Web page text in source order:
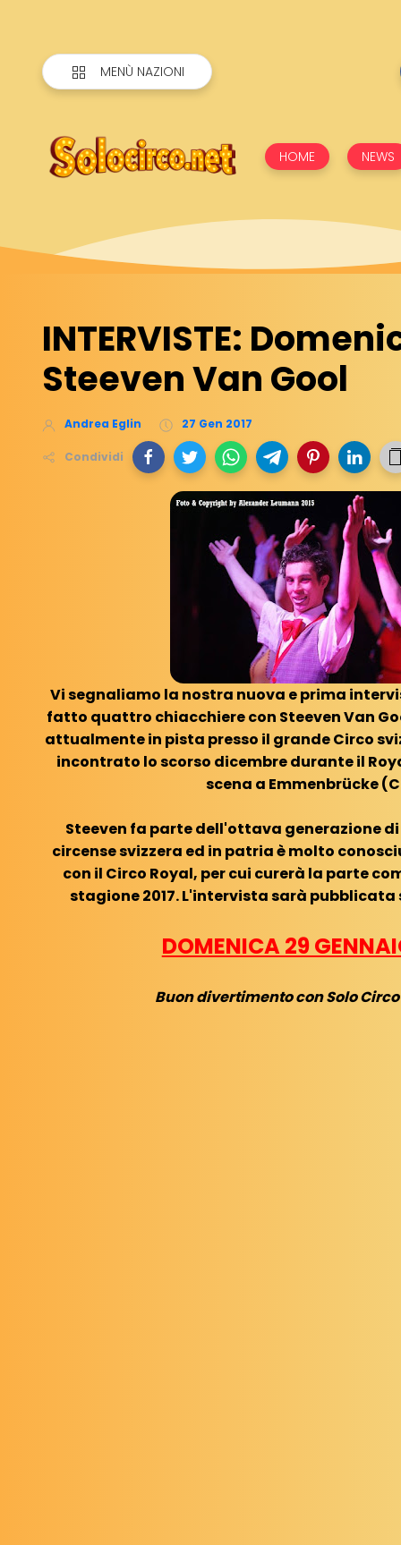
MENÙ NAZIONI
HOME NEWS
INTERVISTE:
Steeven Van Gool
Andrea Eglin 27 Gen 2017
Condividi
Vi segnaliamo la nostra nuova e prima
fatto quattro chiacchiere con Steeven Van
attualmente in pista presso il grande Circo
incontrato lo scorso dicembre durante il
scena a Emmenbrücke
Steeven fa parte dell'ottava generazione
circense svizzera ed in patria è molto
con il Circo Royal, per cui curerà la parte
stagione 2017. L'intervista sarà pubblicata
DOMENICA 29
Buon divertimento con Solo